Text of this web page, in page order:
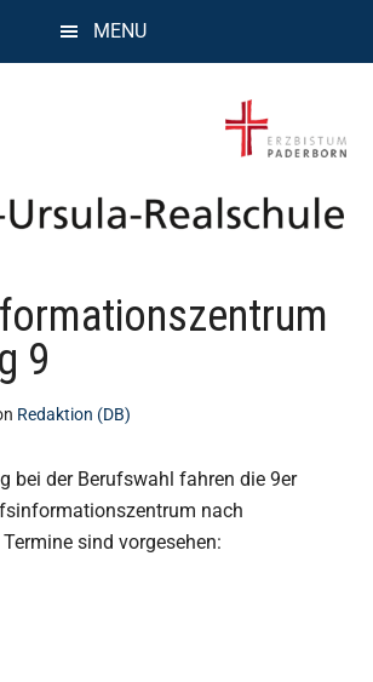
MENU
9
Redaktion (DB)
bei der Berufswahl fahren die 9er
nach
sind vorgesehen: